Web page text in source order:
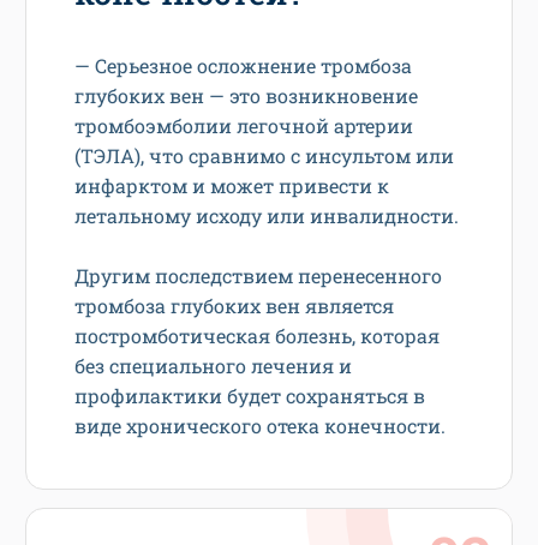
— Серьезное осложнение тромбоза
глубоких вен — это возникновение
тромбоэмболии легочной артерии
(ТЭЛА), что сравнимо с инсультом или
инфарктом и может привести к
летальному исходу или инвалидности.
Другим последствием перенесенного
тромбоза глубоких вен является
постромботическая болезнь, которая
без специального лечения и
профилактики будет сохраняться в
виде хронического отека конечности.